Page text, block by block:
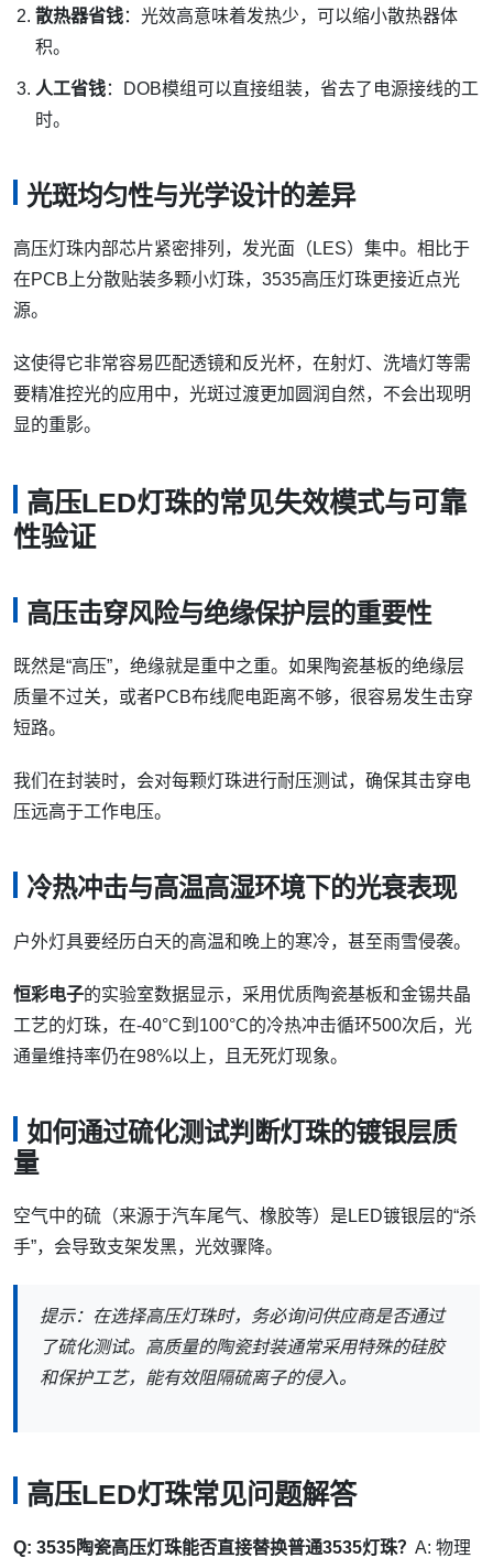
散热器省钱：光效高意味着发热少，可以缩小散热器体
积。
人工省钱：DOB模组可以直接组装，省去了电源接线的工
时。
光斑均匀性与光学设计的差异
高压灯珠内部芯片紧密排列，发光面（LES）集中。相比于
在PCB上分散贴装多颗小灯珠，3535高压灯珠更接近点光
源。
这使得它非常容易匹配透镜和反光杯，在射灯、洗墙灯等需
要精准控光的应用中，光斑过渡更加圆润自然，不会出现明
显的重影。
高压LED灯珠的常见失效模式与可靠
性验证
高压击穿风险与绝缘保护层的重要性
既然是“高压”，绝缘就是重中之重。如果陶瓷基板的绝缘层
质量不过关，或者PCB布线爬电距离不够，很容易发生击穿
短路。
我们在封装时，会对每颗灯珠进行耐压测试，确保其击穿电
压远高于工作电压。
冷热冲击与高温高湿环境下的光衰表现
户外灯具要经历白天的高温和晚上的寒冷，甚至雨雪侵袭。
恒彩电子的实验室数据显示，采用优质陶瓷基板和金锡共晶
工艺的灯珠，在-40°C到100°C的冷热冲击循环500次后，光
通量维持率仍在98%以上，且无死灯现象。
如何通过硫化测试判断灯珠的镀银层质
量
空气中的硫（来源于汽车尾气、橡胶等）是LED镀银层的“杀
手”，会导致支架发黑，光效骤降。
提示：在选择高压灯珠时，务必询问供应商是否通过
了硫化测试。高质量的陶瓷封装通常采用特殊的硅胶
和保护工艺，能有效阻隔硫离子的侵入。
高压LED灯珠常见问题解答
Q: 3535陶瓷高压灯珠能否直接替换普通3535灯珠？ A: 物理